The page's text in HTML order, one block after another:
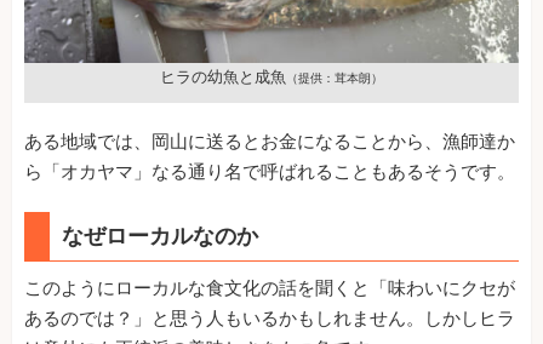
ヒラの幼魚と成魚 （提供：茸本朗）
ある地域では、岡山に送るとお金になることから、漁師達か
ら「オカヤマ」なる通り名で呼ばれることもあるそうです。
なぜローカルなのか
このようにローカルな食文化の話を聞くと「味わいにクセが
あるのでは？」と思う人もいるかもしれません。しかしヒラ